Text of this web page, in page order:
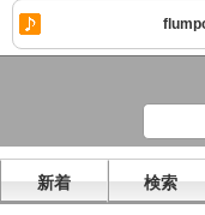
新着 検索